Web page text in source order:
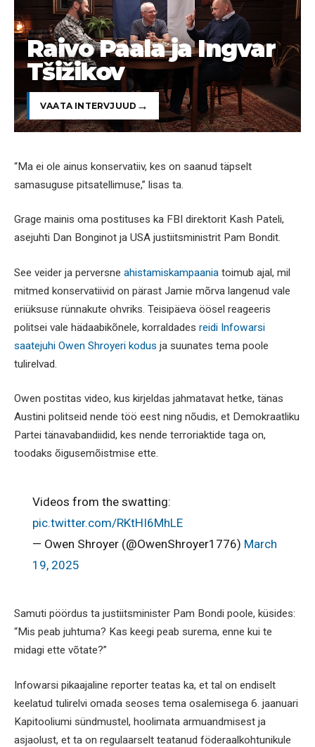
Raivo Paala ja Ingvar
Tšižikov
VAATA INTERVJUUD
“Ma ei ole ainus konservatiiv, kes on saanud täpselt
samasuguse pitsatellimuse,” lisas ta.
Grage mainis oma postituses ka FBI direktorit Kash Pateli,
asejuhti Dan Bonginot ja USA justiitsministrit Pam Bondit.
See veider ja perversne ahistamiskampaania toimub ajal, mil
mitmed konservatiivid on pärast Jamie mõrva langenud vale
eriüksuse rünnakute ohvriks. Teisipäeva öösel reageeris
politsei vale hädaabikõnele, korraldades reidi Infowarsi
saatejuhi Owen Shroyeri kodus ja suunates tema poole
tulirelvad.
Owen postitas video, kus kirjeldas jahmatavat hetke, tänas
Austini politseid nende töö eest ning nõudis, et Demokraatliku
Partei tänavabandiidid, kes nende terroriaktide taga on,
toodaks õigusemõistmise ette.
Videos from the swatting:
pic.twitter.com/RKtHI6MhLE
— Owen Shroyer (@OwenShroyer1776) March
19, 2025
Samuti pöördus ta justiitsminister Pam Bondi poole, küsides:
“Mis peab juhtuma? Kas keegi peab surema, enne kui te
midagi ette võtate?”
Infowarsi pikaajaline reporter teatas ka, et tal on endiselt
keelatud tulirelvi omada seoses tema osalemisega 6. jaanuari
Kapitooliumi sündmustel, hoolimata armuandmisest ja
asjaolust, et ta on regulaarselt teatanud föderaalkohtunikule